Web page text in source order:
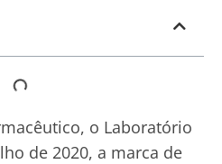
o Laboratório
de 2020, a marca de